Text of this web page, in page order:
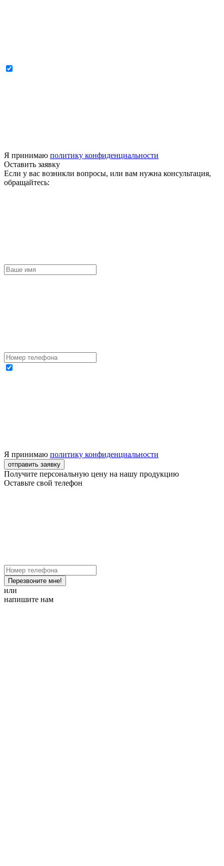
Я принимаю политику конфиденциальности
Оставить заявку
Если у вас возникли вопросы, или вам нужна консультация,
обращайтесь:
Я принимаю политику конфиденциальности
отправить заявку
Получите персональную цену на нашу продукцию
Оставьте свой телефон
Перезвоните мне!
или
напишите нам